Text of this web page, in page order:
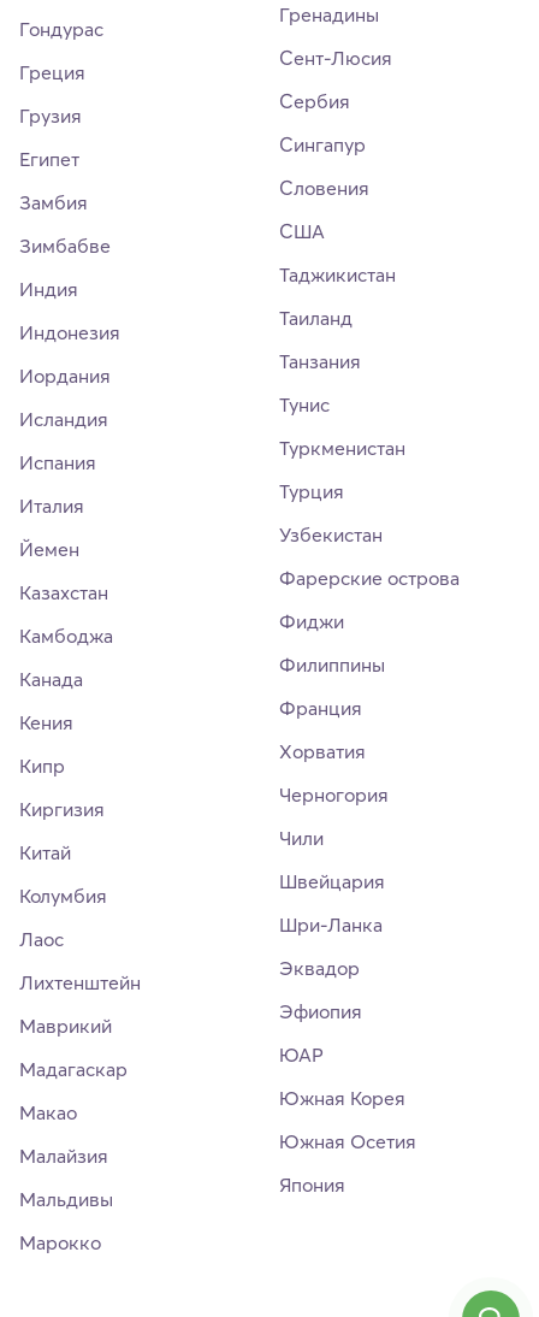
Гондурас
Греция
Грузия
Египет
Замбия
Зимбабве
Индия
Индонезия
Иордания
Исландия
Испания
Италия
Йемен
Казахстан
Камбоджа
Канада
Кения
Кипр
Киргизия
Китай
Колумбия
Лаос
Лихтенштейн
Маврикий
Мадагаскар
Макао
Малайзия
Мальдивы
Марокко
Гренадины
Сент-Люсия
Сербия
Сингапур
Словения
США
Таджикистан
Таиланд
Танзания
Тунис
Туркменистан
Турция
Узбекистан
Фарерские острова
Фиджи
Филиппины
Франция
Хорватия
Черногория
Чили
Швейцария
Шри-Ланка
Эквадор
Эфиопия
ЮАР
Южная Корея
Южная Осетия
Япония